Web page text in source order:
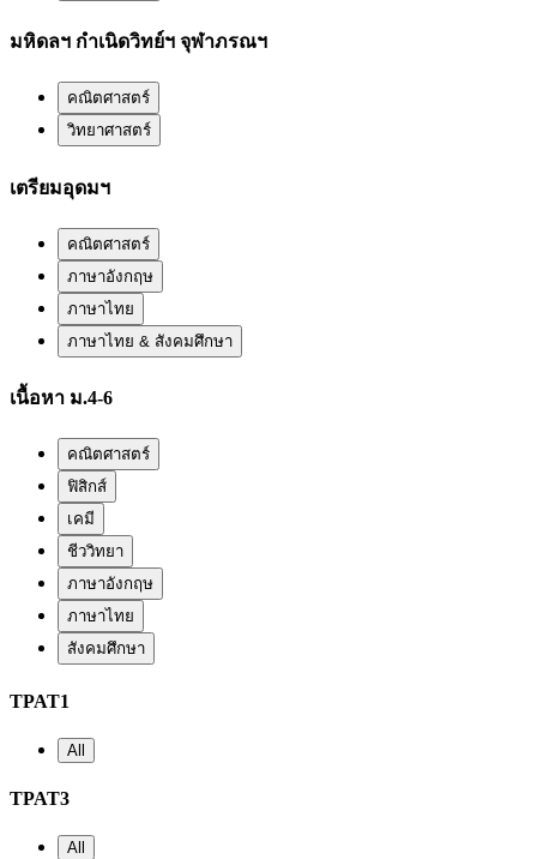
มหิดลฯ กำเนิดวิทย์ฯ จุฬาภรณฯ
คณิตศาสตร์
วิทยาศาสตร์
เตรียมอุดมฯ
คณิตศาสตร์
ภาษาอังกฤษ
ภาษาไทย
ภาษาไทย & สังคมศึกษา
เนื้อหา ม.4-6
คณิตศาสตร์
ฟิสิกส์
เคมี
ชีววิทยา
ภาษาอังกฤษ
ภาษาไทย
สังคมศึกษา
TPAT1
All
TPAT3
All